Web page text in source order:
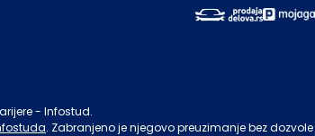
- Infostud.
. Zabranjeno je njegovo preuzimanje bez dozvole